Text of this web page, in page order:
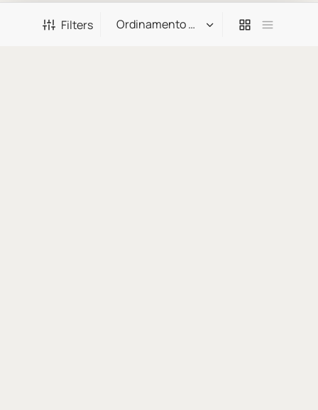
Filters
Aggiungi al carrello Aggiungi al carrello